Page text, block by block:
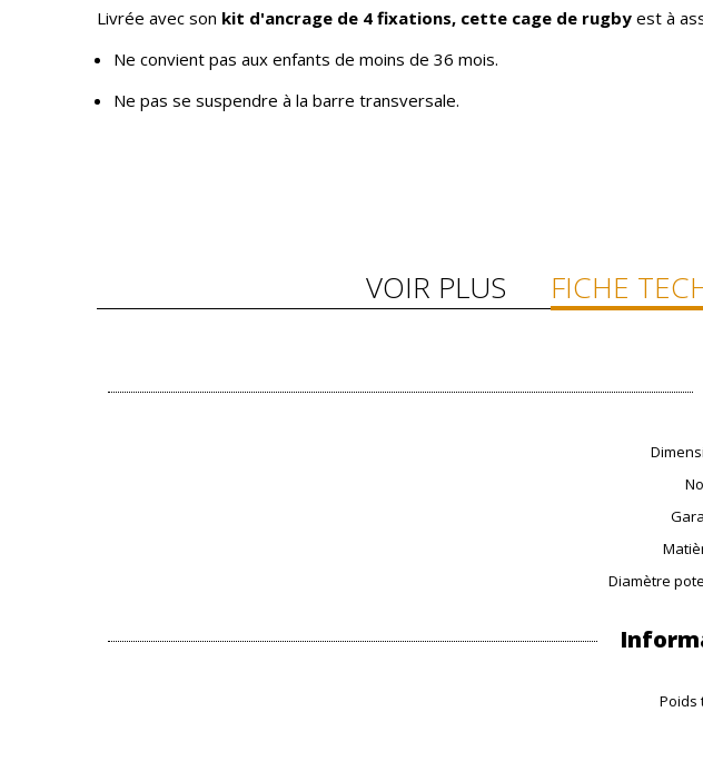
Livrée avec son kit d'ancrage de 4 fixations, cette cage de rugby est à
Ne convient pas aux enfants de moins de 36 mois.
Ne pas se suspendre à la barre transversale.
VOIR PLUS FICHE
Diamètre
Poids